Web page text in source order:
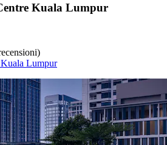
Kuala Lumpur
Lumpur